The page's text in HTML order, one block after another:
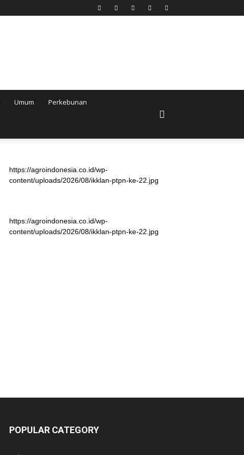
Umum Perkebunan
https://agroindonesia.co.id/wp-
content/uploads/2026/08/ikklan-ptpn-ke-22.jpg
https://agroindonesia.co.id/wp-
content/uploads/2026/08/ikklan-ptpn-ke-22.jpg
POPULAR CATEGORY